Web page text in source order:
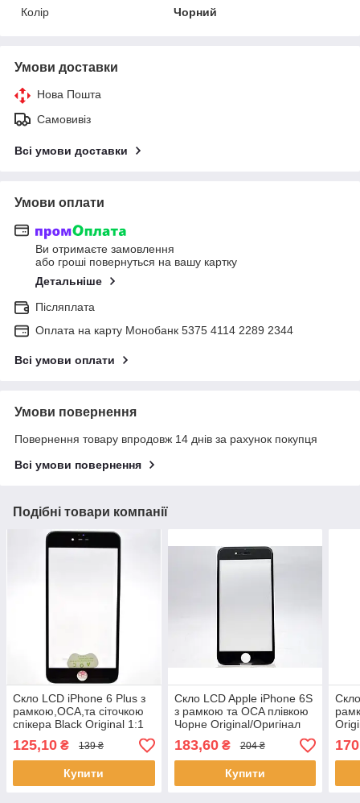
Колір
Чорний
Умови доставки
Нова Пошта
Самовивіз
Всі умови доставки
Умови оплати
Ви отримаєте замовлення
або гроші повернуться на вашу картку
Детальніше
Післяплата
Оплата на карту Монобанк 5375 4114 2289 2344
Всі умови оплати
Умови повернення
Повернення товару впродовж 14 днів за рахунок покупця
Всі умови повернення
Подібні товари компанії
Скло LCD iPhone 6 Plus з
рамкою,OCA,та сіточкою
спікера Black Original 1:1
125,10 ₴ 139 ₴
Купити
Скло LCD Apple iPhone 6S
з рамкою та OCA плівкою
Чорне Original/Оригінал
183,60₴ 204 ₴
Купити